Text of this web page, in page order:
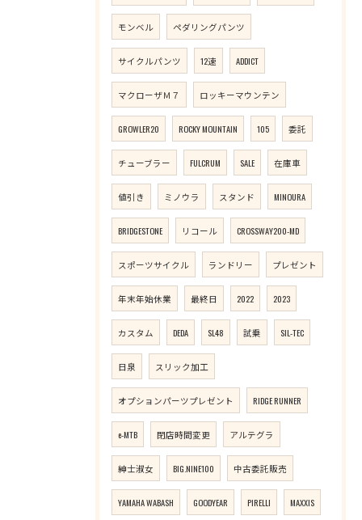
モンベル ペダリングパンツ
サイクルパンツ 12速 ADDICT
マクローザＭ７ ロッキーマウンテン
GROWLER20 ROCKY MOUNTAIN 105 委託
チューブラー FULCRUM SALE 在庫車
値引き ミノウラ スタンド MINOURA
BRIDGESTONE リコール CROSSWAY200-MD
スポーツサイクル ランドリー プレゼント
年末年始休業 最終日 2022 2023
カスタム DEDA SL48 試乗 SIL-TEC
日泉 スリック加工
オプションパーツプレゼント RIDGE RUNNER
e-MTB 閉店時間変更 アルテグラ
紳士淑女 BIG.NINE100 中古委託販売
YAMAHA WABASH GOODYEAR PIRELLI MAXXIS